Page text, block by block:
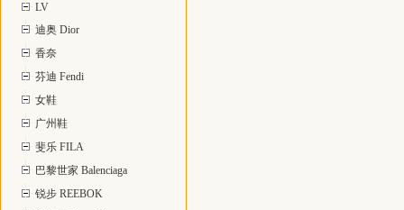
LV
迪奥 Dior
香奈
芬迪 Fendi
女鞋
广州鞋
斐乐 FILA
巴黎世家 Balenciaga
锐步 REEBOK